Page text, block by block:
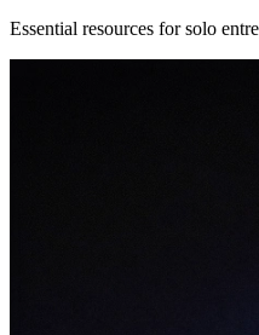
Essential resources for solo